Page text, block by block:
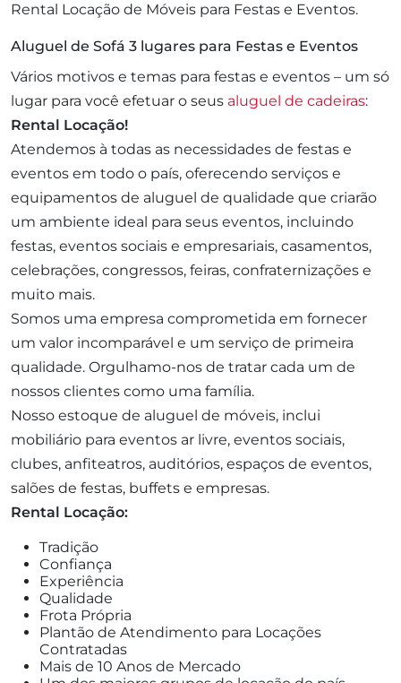
Rental Locação de Móveis para Festas e Eventos.
Aluguel de Sofá 3 lugares para Festas e Eventos
Vários motivos e temas para festas e eventos – um só
lugar para você efetuar o seus aluguel de cadeiras:
Rental Locação!
Atendemos à todas as necessidades de festas e
eventos em todo o país, oferecendo serviços e
equipamentos de aluguel de qualidade que criarão
um ambiente ideal para seus eventos, incluindo
festas, eventos sociais e empresariais, casamentos,
celebrações, congressos, feiras, confraternizações e
muito mais.
Somos uma empresa comprometida em fornecer
um valor incomparável e um serviço de primeira
qualidade. Orgulhamo-nos de tratar cada um de
nossos clientes como uma família.
Nosso estoque de aluguel de móveis, inclui
mobiliário para eventos ar livre, eventos sociais,
clubes, anfiteatros, auditórios, espaços de eventos,
salões de festas, buffets e empresas.
Rental Locação:
Tradição
Confiança
Experiência
Qualidade
Frota Própria
Plantão de Atendimento para Locações
Contratadas
Mais de 10 Anos de Mercado